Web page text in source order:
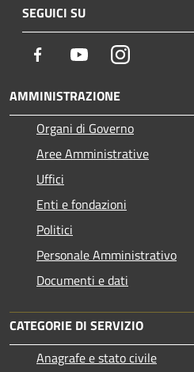
SEGUICI SU
Facebook YoutubeInstagram
AMMINISTRAZIONE
Organi di Governo
Aree Amministrative
Uffici
Enti e fondazioni
Politici
Personale Amministrativo
Documenti e dati
CATEGORIE DI SERVIZIO
Anagrafe e stato civile